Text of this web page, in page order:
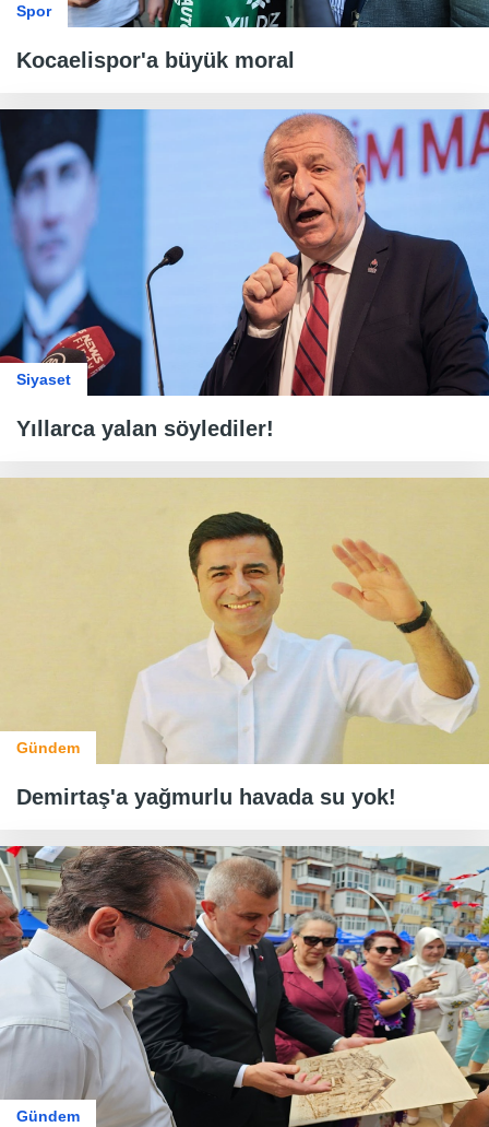
Spor
Kocaelispor'a büyük moral
Siyaset
Yıllarca yalan söylediler!
Gündem
Demirtaş'a yağmurlu havada su yok!
Gündem